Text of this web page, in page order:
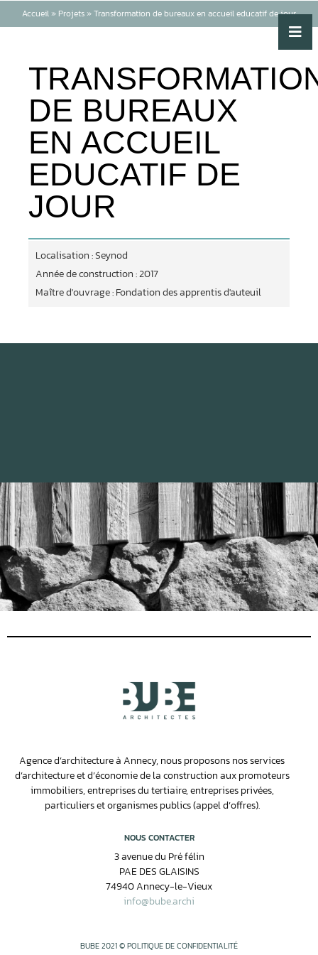
Accueil » Projets »Transformation de bureaux en accueil educatif de jour
DE BUREAUX
EN ACCUEIL
EDUCATIF DE
JOUR
Localisation : Seynod
Année de construction : 2017
Maître d'ouvrage : Fondation des apprentis d'auteuil
Agence d’architecture à Annecy, nous proposons nos services
d’architecture et d’économie de la construction aux promoteurs
immobiliers, entreprises du tertiaire, entreprises privées,
particuliers et organismes publics (appel d’offres).
NOUS CONTACTER
3 avenue du Pré félin
PAE DES GLAISINS
74940 Annecy-le-Vieux
info@bube.archi
BUBE 2021 © POLITIQUE DE CONFIDENTIALITÉ